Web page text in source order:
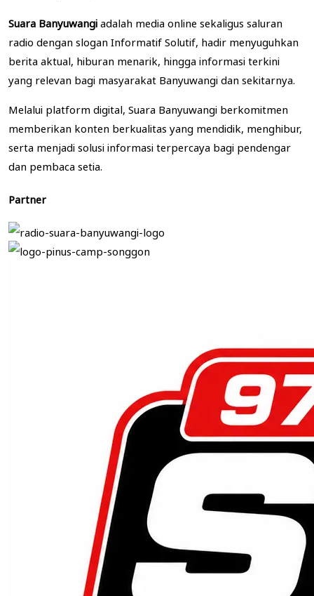
Suara Banyuwangiadalah media online sekaligus saluran
radio dengan slogan Informatif Solutif, hadir menyuguhkan
berita aktual, hiburan menarik, hingga informasi terkini
yang relevan bagi masyarakat Banyuwangi dan sekitarnya.
Melalui platform digital, Suara Banyuwangi berkomitmen
memberikan konten berkualitas yang mendidik, menghibur,
serta menjadi solusi informasi terpercaya bagi pendengar
dan pembaca setia.
Partner